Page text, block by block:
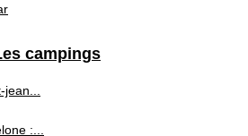
campings
:...